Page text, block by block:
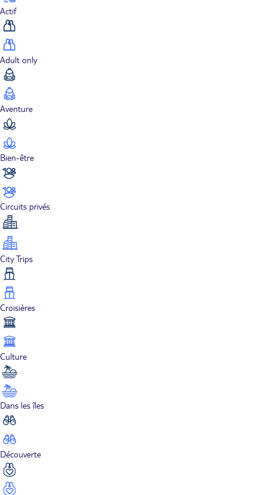
Actif
Adult only
Aventure
Bien-être
Circuits privés
City Trips
Croisières
Culture
Dans les îles
Découverte